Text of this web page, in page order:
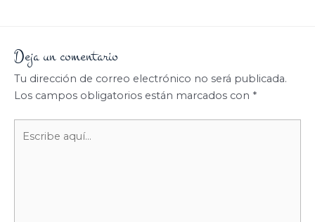
Deja un comentario
Tu dirección de correo electrónico no será publicada.
Los campos obligatorios están marcados con *
aquí...